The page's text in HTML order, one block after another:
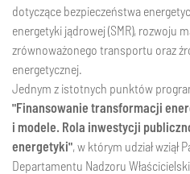
dotyczące bezpieczeństwa
energetyki jądrowej (SMR), rozwoju
zrównoważonego transportu oraz
energetycznej.
Jednym z istotnych punktów
"Finansowanie transformacji
i modele. Rola inwestycji
energetyki", w którym udział wziął
Departamentu Nadzoru